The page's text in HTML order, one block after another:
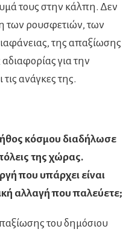
τους στην κάλπη. Δεν
των ρουσφετιών, των
της απαξίωσης
για την
ανάγκες της.
κόσμου διαδήλωσε
της χώρας.
που υπάρχει είναι
αλλαγή που παλεύετε;
του δημόσιου